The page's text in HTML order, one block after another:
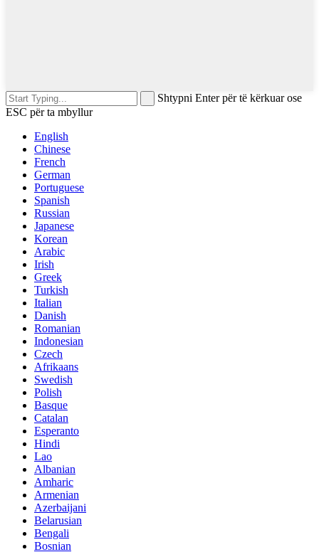
Shtypni Enter për të kërkuar ose
ESC për ta mbyllur
English
Chinese
French
German
Portuguese
Spanish
Russian
Japanese
Korean
Arabic
Irish
Greek
Turkish
Italian
Danish
Romanian
Indonesian
Czech
Afrikaans
Swedish
Polish
Basque
Catalan
Esperanto
Hindi
Lao
Albanian
Amharic
Armenian
Azerbaijani
Belarusian
Bengali
Bosnian